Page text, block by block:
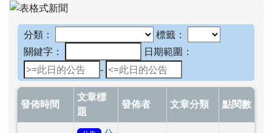
發佈時間
文章標
題
發佈者 文章分類
2026-08-06
公告
公
告115年
7月份會
計月報
於彈跳視窗觀看：各項費用彙計表-7.pdf
於彈跳視窗觀看：基金來源、用途及餘
於彈跳視窗觀看：平衡表-7.pdf
陳泓儒 其他 6